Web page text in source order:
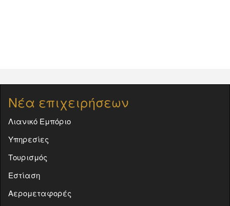
Νέα επιχειρήσεων
Λιανικό Εμπόριο
Υπηρεσίες
Τουρισμός
Εστίαση
Αερομεταφορές